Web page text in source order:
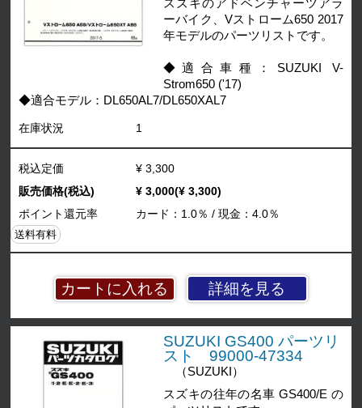
スズキのアドベンチャーツアラ
ーバイク、Vストローム650 2017
年モデルのパーツリストです。
◆適合車種：SUZUKI V-
Strom650 ('17)
◆適合モデル：DL650AL7/DL650XAL7
在庫状況 1
詳細を見る
税込定価
¥ 3,300
販売価格(税込)
¥ 3,000(¥ 3,300)
ポイント還元率
カード：1.0％ / 現金：4.0％
送料有料
SUZUKI GS400 パーツリ
スト 99000-47334
（SUZUKI）
スズキの往年の名車 GS400/E の